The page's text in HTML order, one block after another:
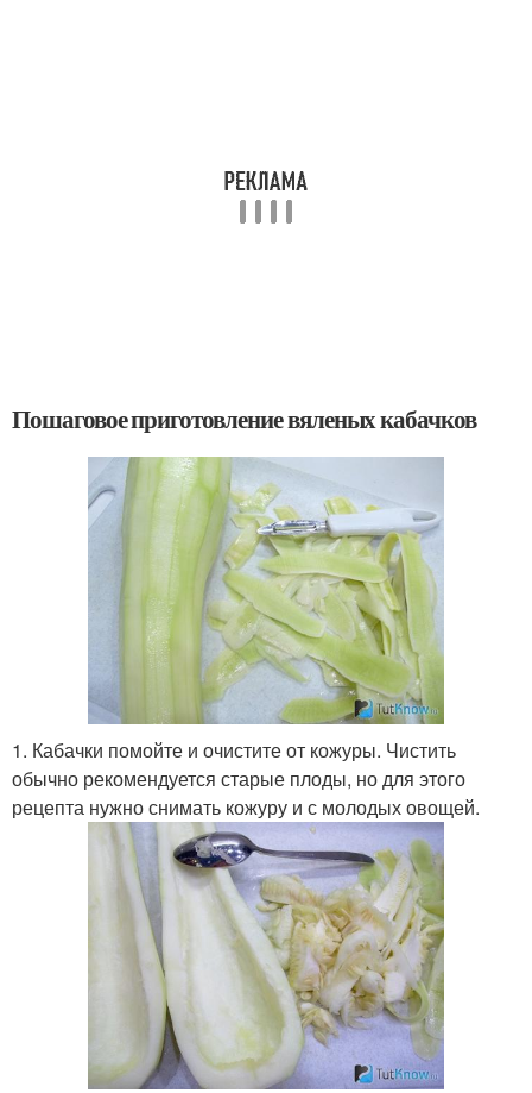
Пошаговое приготовление вяленых кабачков
1. Кабачки помойте и очистите от кожуры. Чистить
обычно рекомендуется старые плоды, но для этого
рецепта нужно снимать кожуру и с молодых овощей.